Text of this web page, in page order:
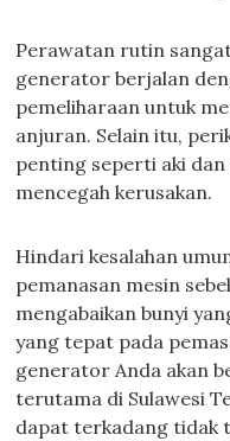
Perawatan rutin
generator berjalan
pemeliharaan untuk
anjuran. Selain itu,
penting seperti aki
mencegah kerusakan.
Hindari kesalahan
pemanasan mesin
mengabaikan bunyi
yang tepat pada
generator Anda akan
terutama di Sulawesi
dapat terkadang tidak